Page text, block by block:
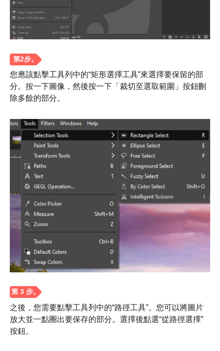
第2步。
您應該點擊工具列中的“矩形選擇工具”來選擇要保留的部
分。按一下圖像，然後按一下「裁切至選取範圍」按鈕刪
除多餘的部分。
之後，您需要點擊工具列中的“路徑工具”。您可以將圖片
放大並一點圈出要保存的部分。選擇後點選“從路徑選擇”
按鈕。